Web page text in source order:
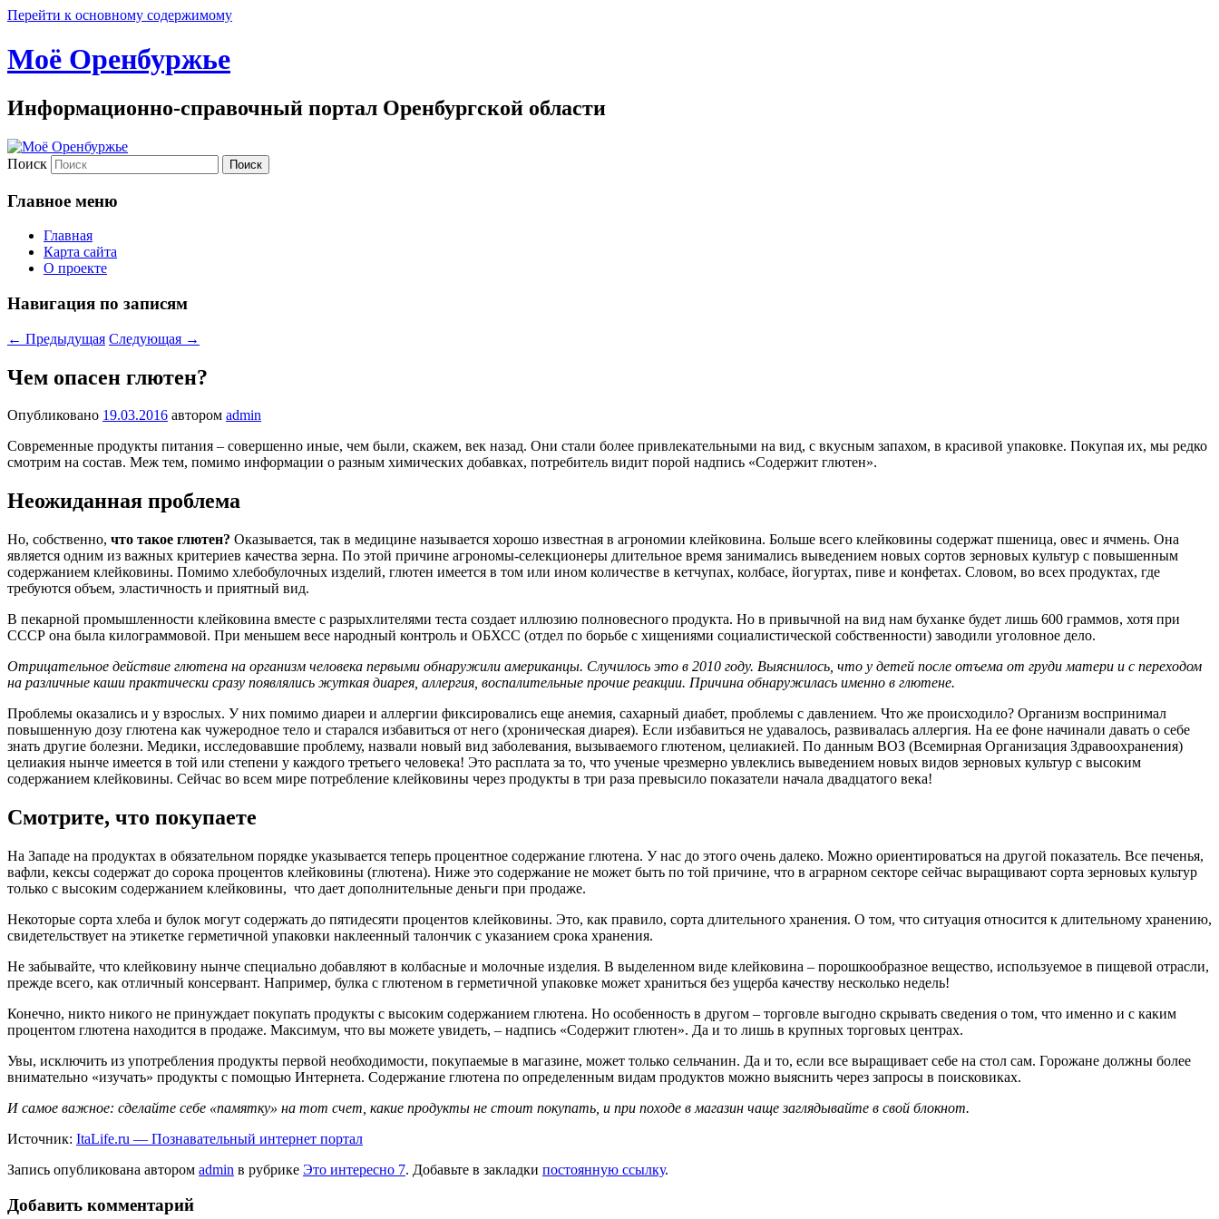
Перейти к основному содержимому
Моё Оренбуржье
Информационно-справочный портал Оренбургской области
Поиск
Главное меню
Главная
Карта сайта
О проекте
Навигация по записям
← Предыдущая Следующая →
Чем опасен глютен?
Опубликовано 19.03.2016 автором admin
Современные продукты питания – совершенно иные, чем были, скажем, век назад. Они стали более привлекательными на вид, с вкусным запахом, в красивой упаковке. Покупая их, мы редко
смотрим на состав. Меж тем, помимо информации о разным химических добавках, потребитель видит порой надпись «Содержит глютен».
Неожиданная проблема
Но, собственно, что такое глютен? Оказывается, так в медицине называется хорошо известная в агрономии клейковина. Больше всего клейковины содержат пшеница, овес и ячмень. Она
является одним из важных критериев качества зерна. По этой причине агрономы-селекционеры длительное время занимались выведением новых сортов зерновых культур с повышенным
содержанием клейковины. Помимо хлебобулочных изделий, глютен имеется в том или ином количестве в кетчупах, колбасе, йогуртах, пиве и конфетах. Словом, во всех продуктах, где
требуются объем, эластичность и приятный вид.
В пекарной промышленности клейковина вместе с разрыхлителями теста создает иллюзию полновесного продукта. Но в привычной на вид нам буханке будет лишь 600 граммов, хотя при
СССР она была килограммовой. При меньшем весе народный контроль и ОБХСС (отдел по борьбе с хищениями социалистической собственности) заводили уголовное дело.
Отрицательное действие глютена на организм человека первыми обнаружили американцы. Случилось это в 2010 году. Выяснилось, что у детей после отъема от груди матери и с переходом
на различные каши практически сразу появлялись жуткая диарея, аллергия, воспалительные прочие реакции. Причина обнаружилась именно в глютене.
Проблемы оказались и у взрослых. У них помимо диареи и аллергии фиксировались еще анемия, сахарный диабет, проблемы с давлением. Что же происходило? Организм воспринимал
повышенную дозу глютена как чужеродное тело и старался избавиться от него (хроническая диарея). Если избавиться не удавалось, развивалась аллергия. На ее фоне начинали давать о себе
знать другие болезни. Медики, исследовавшие проблему, назвали новый вид заболевания, вызываемого глютеном, целиакией. По данным ВОЗ (Всемирная Организация Здравоохранения)
целиакия нынче имеется в той или степени у каждого третьего человека! Это расплата за то, что ученые чрезмерно увлеклись выведением новых видов зерновых культур с высоким
содержанием клейковины. Сейчас во всем мире потребление клейковины через продукты в три раза превысило показатели начала двадцатого века!
Смотрите, что покупаете
На Западе на продуктах в обязательном порядке указывается теперь процентное содержание глютена. У нас до этого очень далеко. Можно ориентироваться на другой показатель. Все печенья,
вафли, кексы содержат до сорока процентов клейковины (глютена). Ниже это содержание не может быть по той причине, что в аграрном секторе сейчас выращивают сорта зерновых культур
только с высоким содержанием клейковины, что дает дополнительные деньги при продаже.
Некоторые сорта хлеба и булок могут содержать до пятидесяти процентов клейковины. Это, как правило, сорта длительного хранения. О том, что ситуация относится к длительному хранению,
свидетельствует на этикетке герметичной упаковки наклеенный талончик с указанием срока хранения.
Не забывайте, что клейковину нынче специально добавляют в колбасные и молочные изделия. В выделенном виде клейковина – порошкообразное вещество, используемое в пищевой отрасли,
прежде всего, как отличный консервант. Например, булка с глютеном в герметичной упаковке может храниться без ущерба качеству несколько недель!
Конечно, никто никого не принуждает покупать продукты с высоким содержанием глютена. Но особенность в другом – торговле выгодно скрывать сведения о том, что именно и с каким
процентом глютена находится в продаже. Максимум, что вы можете увидеть, – надпись «Содержит глютен». Да и то лишь в крупных торговых центрах.
Увы, исключить из употребления продукты первой необходимости, покупаемые в магазине, может только сельчанин. Да и то, если все выращивает себе на стол сам. Горожане должны более
внимательно «изучать» продукты с помощью Интернета. Содержание глютена по определенным видам продуктов можно выяснить через запросы в поисковиках.
И самое важное: сделайте себе «памятку» на тот счет, какие продукты не стоит покупать, и при походе в магазин чаще заглядывайте в свой блокнот.
Источник: ItaLife.ru — Познавательный интернет портал
Запись опубликована автором admin в рубрике Это интересно 7. Добавьте в закладки постоянную ссылку.
Добавить комментарий